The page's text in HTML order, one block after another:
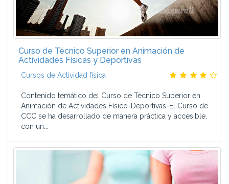
Curso de Técnico Superior en Animación de
Actividades Físicas y Deportivas
Cursos de Actividad física
Contenido temático del Curso de Técnico Superior en
Animación de Actividades Físico-Deportivas-El Curso de
CCC se ha desarrollado de manera práctica y accesible,
con un...